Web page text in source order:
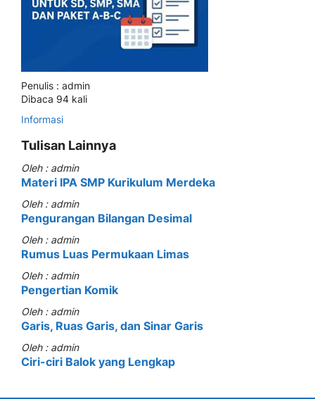
Penulis : admin
Dibaca 94 kali
Informasi
Tulisan Lainnya
Oleh : admin
Materi IPA SMP Kurikulum Merdeka
Oleh : admin
Pengurangan Bilangan Desimal
Oleh : admin
Rumus Luas Permukaan Limas
Oleh : admin
Pengertian Komik
Oleh : admin
Garis, Ruas Garis, dan Sinar Garis
Oleh : admin
Ciri-ciri Balok yang Lengkap